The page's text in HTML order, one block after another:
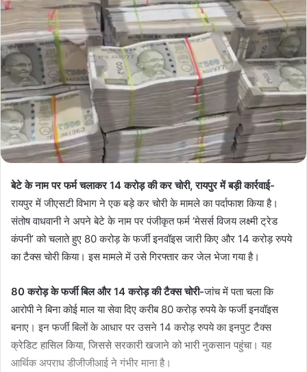
बेटे के नाम पर फर्म चलाकर 14 करोड़ की कर चोरी, रायपुर में बड़ी कार्रवाई-
रायपुर में जीएसटी विभाग ने एक बड़े कर चोरी के मामले का पर्दाफाश किया है।
संतोष वाधवानी ने अपने बेटे के नाम पर पंजीकृत फर्म ‘मेसर्स विजय लक्ष्मी ट्रेड
कंपनी’ को चलाते हुए 80 करोड़ के फर्जी इनवॉइस जारी किए और 14 करोड़ रुपये
का टैक्स चोरी किया। इस मामले में उसे गिरफ्तार कर जेल भेजा गया है।
80 करोड़ के फर्जी बिल और 14 करोड़ की टैक्स चोरी-जांच में पता चला कि
आरोपी ने बिना कोई माल या सेवा दिए करीब 80 करोड़ रुपये के फर्जी इनवॉइस
बनाए। इन फर्जी बिलों के आधार पर उसने 14 करोड़ रुपये का इनपुट टैक्स
क्रेडिट हासिल किया, जिससे सरकारी खजाने को भारी नुकसान पहुंचा। यह
आर्थिक अपराध डीजीजीआई ने गंभीर माना है।